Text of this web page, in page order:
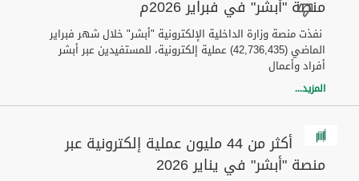
منصة "أبشر" في فبراير 2026م
نفذت منصة وزارة الداخلية الإلكترونية "أبشر" خلال شهر فبراير
الماضي (42,736,435) عملية إلكترونية، للمستفيدين عبر أبشر
أفراد وأعمال
المزيد...
أكثر من 44 مليون عملية إلكترونية عبر
منصة "أبشر" في يناير 2026